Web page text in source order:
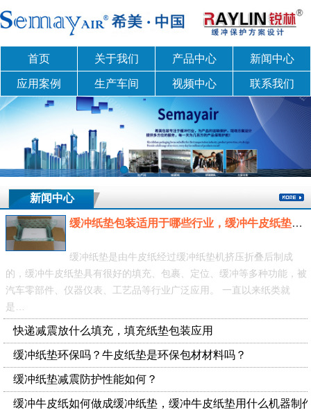
首页 关于我们 产品中心 新闻中心
应用案例 生产车间 视频中心 联系我们
新闻中心
缓冲纸垫包装适用于哪些行业，缓冲牛皮纸垫包装应用
缓冲纸垫是由牛皮纸经过缓冲纸垫机挤压折叠后制成
的，缓冲牛皮纸垫具有很好的填充、包裹、定位、缓冲等多种功能，被
汽车零部件、仪器仪表、工艺品等行业广泛应用。 一直以来纸类就
是…
快递减震放什么填充，填充纸垫包装应用
缓冲纸垫环保吗？牛皮纸垫是环保包材材料吗？
缓冲纸垫减震防护性能如何？
缓冲牛皮纸如何做成缓冲纸垫，缓冲牛皮纸垫用什么机器制